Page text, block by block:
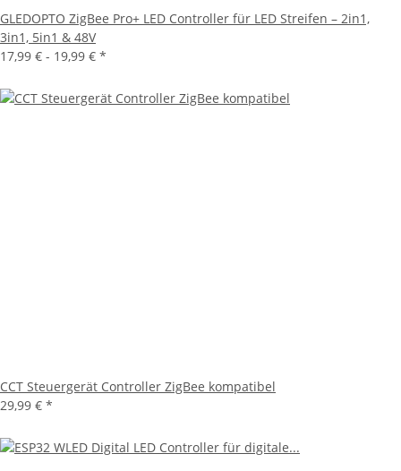
GLEDOPTO ZigBee Pro+ LED Controller für LED Streifen – 2in1,
3in1, 5in1 & 48V
17,99 € - 19,99 € *
CCT Steuergerät Controller ZigBee kompatibel
29,99 € *